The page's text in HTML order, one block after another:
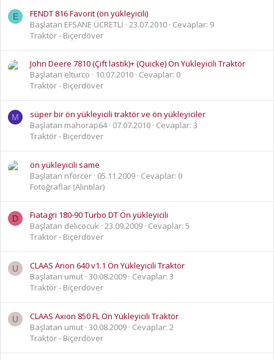
E
FENDT 816 Favorit (ön yükleyicili)
Başlatan EFSANE ÜCRETLİ 23.07.2010 Cevaplar: 9
Traktör - Biçerdöver
John Deere 7810 (Çift lastik)+ (Quicke) Ön Yükleyicili Traktör
Başlatan elturco
10.07.2010 Cevaplar: 0
Traktör - Biçerdöver
M
süper bir ön yükleyicili traktör ve ön yükleyiciler
Başlatan mahorap64 07.07.2010 Cevaplar: 3
Traktör - Biçerdöver
ön yükleyicili same
Başlatan nforcer 05.11.2009 Cevaplar: 0
Fotoğraflar (Alıntılar)
D
Fiatagri 180-90 Turbo DT Ön yükleyicili
Başlatan delicocuk 23.09.2009 Cevaplar: 5
Traktör - Biçerdöver
U
CLAAS Arion 640 v1.1 Ön Yükleyicili Traktör
Başlatan umut 30.08.2009 Cevaplar: 3
Traktör - Biçerdöver
U
CLAAS Axion 850 FL Ön Yükleyicili Traktör
Başlatan umut 30.08.2009 Cevaplar: 2
Traktör - Biçerdöver